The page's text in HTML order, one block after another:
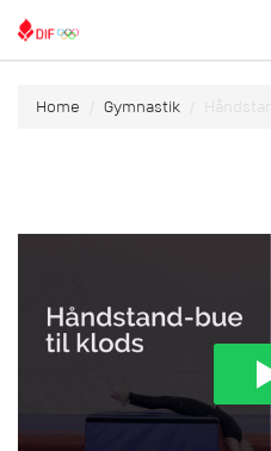
Home Gymnastik